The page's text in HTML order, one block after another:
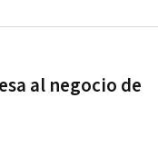
al negocio de